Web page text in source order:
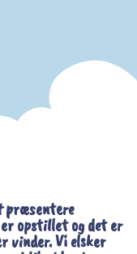
præsentere
opstillet og det er
vinder. Vi elsker